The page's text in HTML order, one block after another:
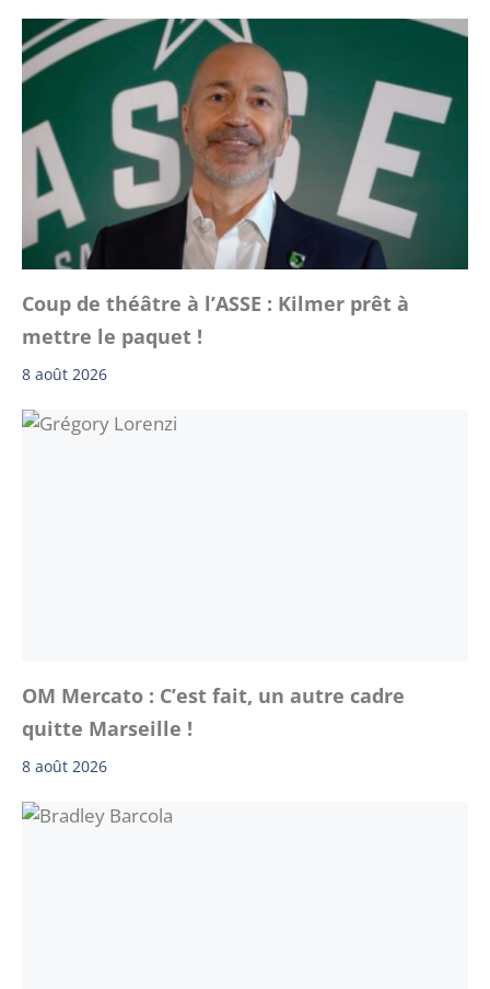
Coup de théâtre à l’ASSE : Kilmer prêt à
mettre le paquet !
8 août 2026
OM Mercato : C’est fait, un autre cadre
quitte Marseille !
8 août 2026